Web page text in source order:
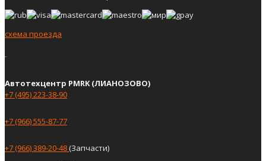
схема проезда
Автотехцентр PMRK (ЛИАНОЗОВО)
+7 (495) 223-38-90
+7 (966) 555-87-77
+7 (966) 389-20-48(Запчасти)